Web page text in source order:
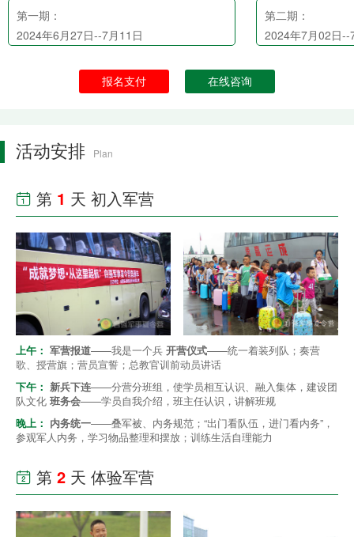
第一期：
2024年6月27日--7月11日
第二期：
2024年7月02日--
报名支付 在线咨询
活动安排 Plan
 第 1 天 初入军营
上午： 军营报道——我是一个兵 开营仪式——统一着装列队；奏营
歌、授营旗；营员宣誓；总教官训前动员讲话
下午： 新兵下连——分营分班组，使学员相互认识、融入集体，建设团
队文化 班务会——学员自我介绍，班主任认识，讲解班规
晚上： 内务统一——叠军被、内务规范；“出门看队伍，进门看内务”，
参观军人内务，学习物品整理和摆放；训练生活自理能力
 第 2 天 体验军营